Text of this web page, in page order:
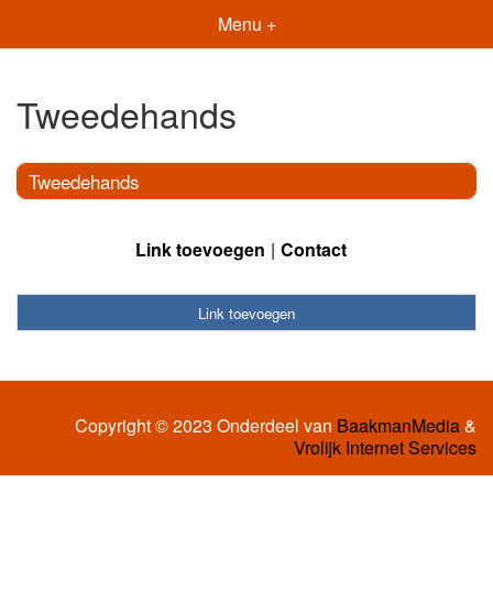
Menu +
Tweedehands
Tweedehands
Link toevoegen Contact
Link toevoegen
Copyright © 2023 Onderdeel van BaakmanMedia&
Vrolijk Internet Services